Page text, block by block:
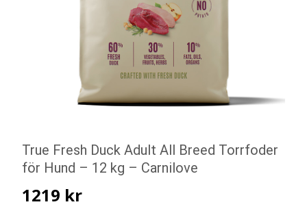
True Fresh Duck Adult All Breed Torrfoder
för Hund – 12 kg – Carnilove
1219 kr